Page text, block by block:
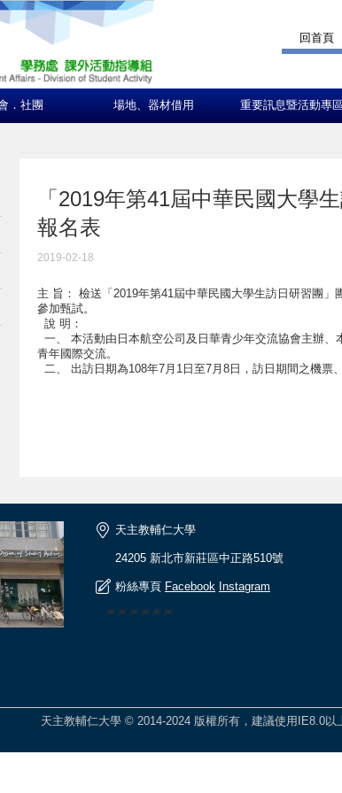
回首頁
．社團 場地、器材借用 重要訊息暨活動專區
「2019年第41屆中華民國大學
報名表
2019-02-18
主 旨： 檢送「2019年第41屆中華民國大學生訪日研習團
參加甄試。
說 明：
一、 本活動由日本航空公司及日華青少年交流協會主辦
青年國際交流。
二、 出訪日期為108年7月1日至7月8日，訪日期間之機票
天主教輔仁大學
24205 新北市新莊區中正路510號
粉絲專頁 Facebook Instagram
🎆🎆🎆🎆🎆🎆
天主教輔仁大學 © 2014-2024 版權所有，建議使用IE8.0以